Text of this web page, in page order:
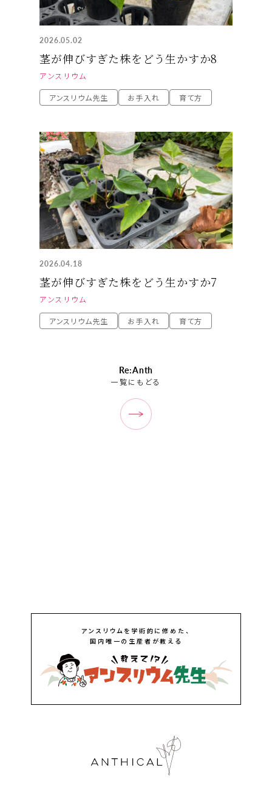
2026.05.02
茎が伸びすぎた株をどう生かすか8
アンスリウム
アンスリウム先生 お手入れ 育て方
2026.04.18
茎が伸びすぎた株をどう生かすか7
アンスリウム
アンスリウム先生 お手入れ 育て方
Re:Anth
一覧にもどる
アンスリウムを学術的に修めた、
国内唯一の生産者が教える